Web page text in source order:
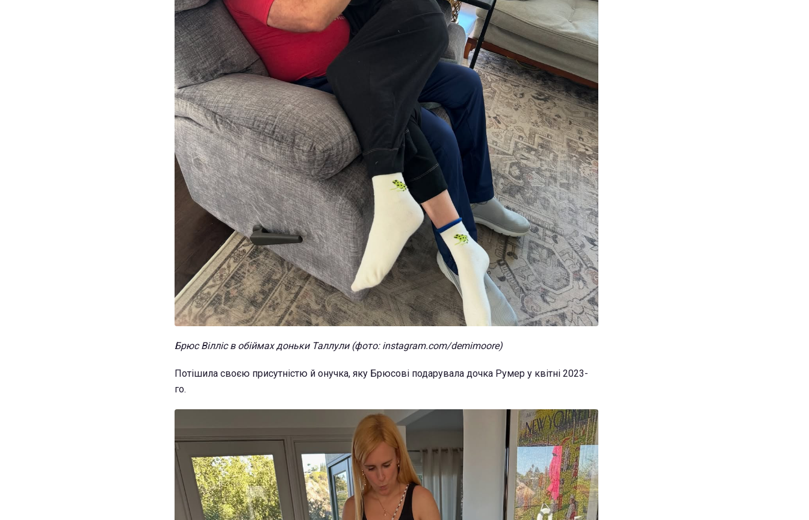
Брюс Вілліс в обіймах доньки Таллули (фото: instagram.com/demimoore)
Потішила своєю присутністю й онучка, яку Брюсові подарувала дочка Румер у квітні 2023-
го.